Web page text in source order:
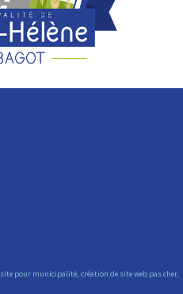
site pour municipalité,création de site web pas cher,